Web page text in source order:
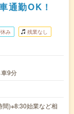
通勤OK！
み 残業なし
9分
)※8:30始業など相